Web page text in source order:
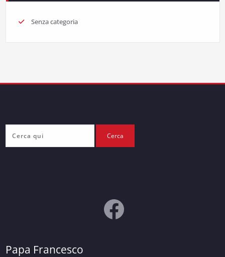
Senza categoria
https://
Papa Francesco